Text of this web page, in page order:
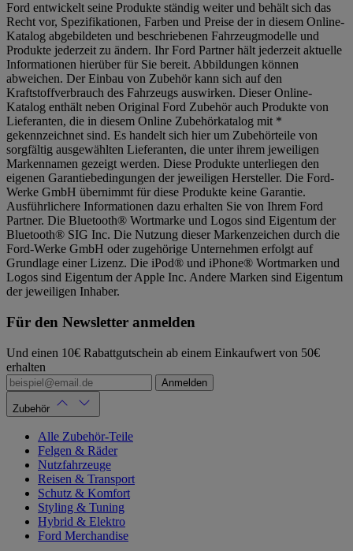
Ford entwickelt seine Produkte ständig weiter und behält sich das
Recht vor, Spezifikationen, Farben und Preise der in diesem Online-
Katalog abgebildeten und beschriebenen Fahrzeugmodelle und
Produkte jederzeit zu ändern. Ihr Ford Partner hält jederzeit aktuelle
Informationen hierüber für Sie bereit. Abbildungen können
abweichen. Der Einbau von Zubehör kann sich auf den
Kraftstoffverbrauch des Fahrzeugs auswirken. Dieser Online-
Katalog enthält neben Original Ford Zubehör auch Produkte von
Lieferanten, die in diesem Online Zubehörkatalog mit *
gekennzeichnet sind. Es handelt sich hier um Zubehörteile von
sorgfältig ausgewählten Lieferanten, die unter ihrem jeweiligen
Markennamen gezeigt werden. Diese Produkte unterliegen den
eigenen Garantiebedingungen der jeweiligen Hersteller. Die Ford-
Werke GmbH übernimmt für diese Produkte keine Garantie.
Ausführlichere Informationen dazu erhalten Sie von Ihrem Ford
Partner. Die Bluetooth® Wortmarke und Logos sind Eigentum der
Bluetooth® SIG Inc. Die Nutzung dieser Markenzeichen durch die
Ford-Werke GmbH oder zugehörige Unternehmen erfolgt auf
Grundlage einer Lizenz. Die iPod® und iPhone® Wortmarken und
Logos sind Eigentum der Apple Inc. Andere Marken sind Eigentum
der jeweiligen Inhaber.
Für den Newsletter anmelden
Und einen 10€ Rabattgutschein ab einem Einkaufwert von 50€
erhalten
Anmelden
Zubehör
Alle Zubehör-Teile
Felgen & Räder
Nutzfahrzeuge
Reisen & Transport
Schutz & Komfort
Styling & Tuning
Hybrid & Elektro
Ford Merchandise